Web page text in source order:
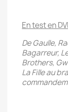
En test en
De Gaulle,
Bagarreur,
Brothers,
La Fille au